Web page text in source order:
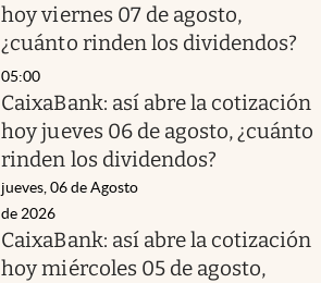
hoy viernes 07 de agosto,
¿cuánto rinden los dividendos?
05:00
CaixaBank: así abre la cotización
hoy jueves 06 de agosto, ¿cuánto
rinden los dividendos?
jueves, 06 de Agosto
de 2026
CaixaBank: así abre la cotización
hoy miércoles 05 de agosto,